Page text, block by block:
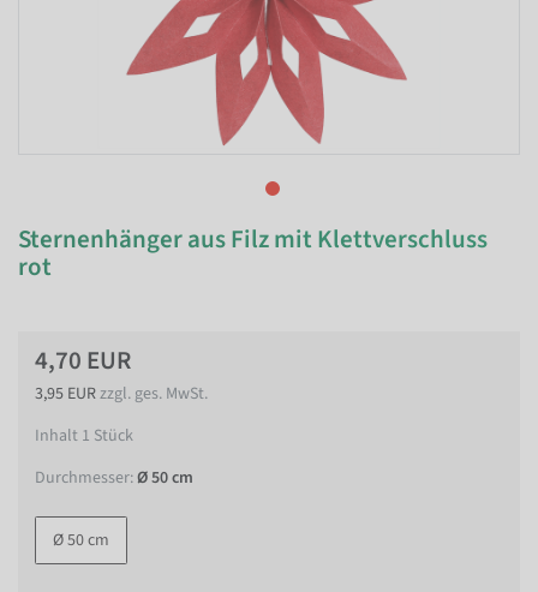
Sternenhänger aus Filz mit Klettverschluss
rot
4,70 EUR
3,95 EURzzgl. ges. MwSt.
Inhalt 1 Stück
Durchmesser:Ø 50 cm
Ø 50 cm